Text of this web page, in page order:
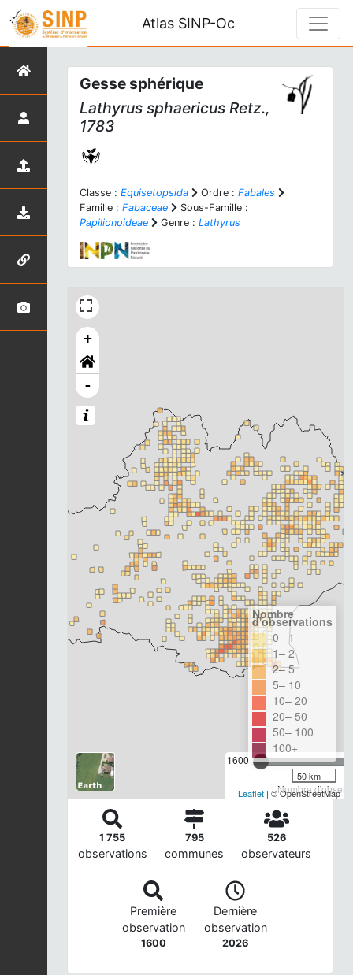
Atlas SINP-Oc
Gesse sphérique
Lathyrus sphaericus Retz.,
1783
Classe : Equisetopsida Ordre : Fabales
Famille : Fabaceae
Sous-Famille :
Papilionoideae
Genre : Lathyrus
+
-
1600
Nombre
Nombre
d'observations
0– 1
1– 2
2– 5
5– 10
10– 20
20– 50
50– 100
100+
50 km
Leaflet | © OpenStreetMap
1 755
observations
795
communes
526
observateurs
Première
observation
1600
Dernière
observation
2026